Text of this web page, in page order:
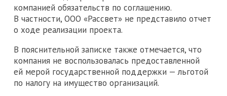
компанией обязательств по соглашению.
В частности, ООО «Рассвет» не представило отчет
о ходе реализации проекта.
В пояснительной записке также отмечается, что
компания не воспользовалась предоставленной
ей мерой государственной поддержки — льготой
по налогу на имущество организаций.